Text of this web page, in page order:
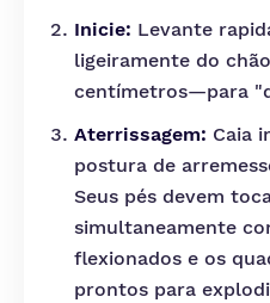
Inicie: Levante
ligeiramente do
centímetros—para
Aterrissagem: Caia
postura de
Seus pés devem
simultaneamente
flexionados e os
prontos para